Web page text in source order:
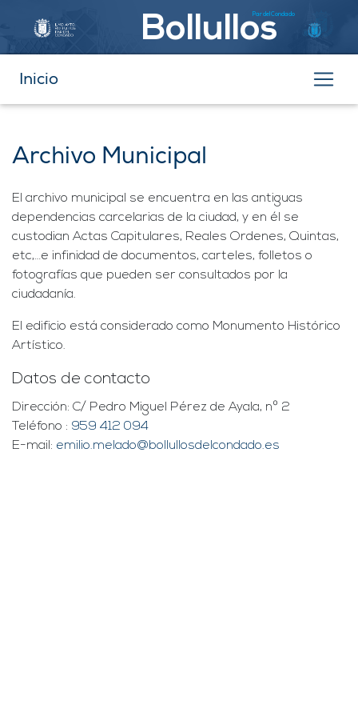
Par del Condado
Bollullos
Inicio
Archivo Municipal
El archivo municipal se encuentra en las antiguas
dependencias carcelarias de la ciudad, y en él se
custodian Actas Capitulares, Reales Ordenes, Quintas,
etc,…e infinidad de documentos, carteles, folletos o
fotografías que pueden ser consultados por la
ciudadanía.
El edificio está considerado como Monumento Histórico
Artístico.
Datos de contacto
Dirección: C/ Pedro Miguel Pérez de Ayala, nº 2
Teléfono : 959 412 094
E-mail: emilio.melado@bollullosdelcondado.es